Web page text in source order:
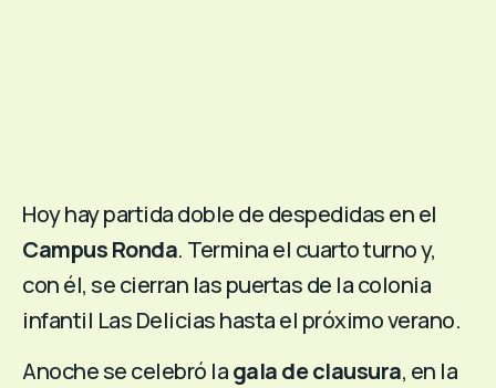
Hoy hay partida doble de despedidas en el
Campus Ronda. Termina el cuarto turno y,
con él, se cierran las puertas de la colonia
infantil Las Delicias hasta el próximo verano.
Anoche se celebró lagala de clausura, en la